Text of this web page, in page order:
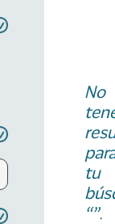
No
tu
“”.